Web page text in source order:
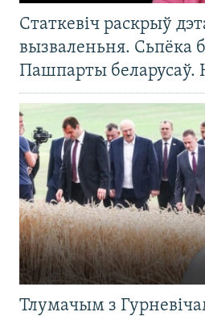
Статкевіч раскрыў
вызваленьня. Сьпёка
Пашпарты беларусаў.
Тлумачым з